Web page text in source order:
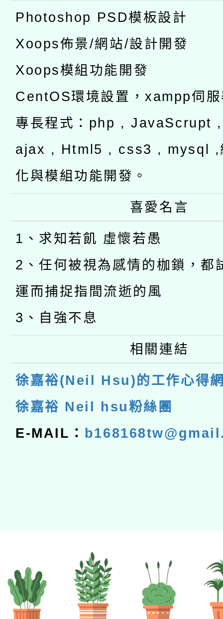
Photoshop PSD模板設計
Xoops佈景/網站/設計開發
Xoops模組功能開發
CentOS環境設置，xampp伺
專長程式：php , JavaScrupt
ajax , Html5 , css3 , mysql ,
化與模組功能開發。
喜愛名言
1、求知若飢 虛懷若愚
2、任何被視為感情的枷鎖，都
運而捕捉指間流逝的風
3、自強不息
相關連結
徐嘉裕(Neil Hsu)的工作心得
徐嘉裕 Neil hsu粉絲團
E-MAIL：